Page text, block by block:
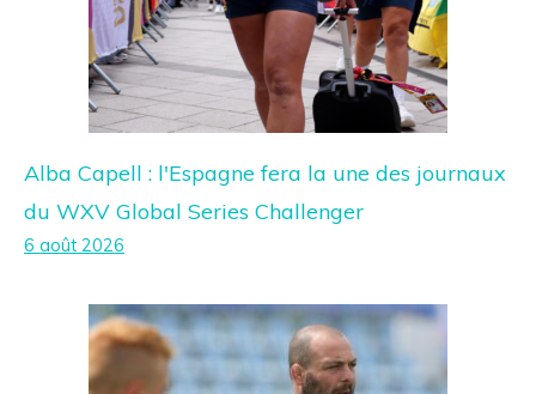
Alba Capell : l'Espagne fera la une des journaux
du WXV Global Series Challenger
6 août 2026